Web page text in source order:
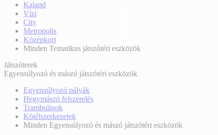
Kaland
Vízi
City
Metropolis
Középkori
Minden Tematikus játszótéri eszközök
Játszóterek
Egyensúlyozó és mászó játszótéri eszközök
Egyensúlyozó pályák
Hegymászó felszerelés
Trambulinok
Kötélszerkezetek
Minden Egyensúlyozó és mászó játszótéri eszközök